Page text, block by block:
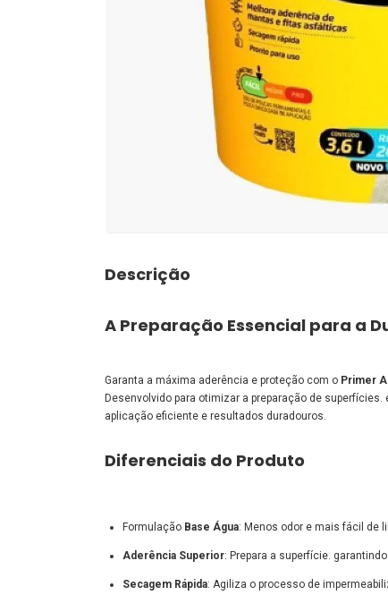
Descrição
A Preparação Essencial para a
Garanta a máxima aderência e proteção com o Primer
Desenvolvido para otimizar a preparação de
aplicação eficiente e resultados duradouros.
Diferenciais do Produto
Formulação Base Água: Menos odor e mais fácil de
Aderência Superior: Prepara a superfície.
Secagem Rápida: Agiliza o processo de